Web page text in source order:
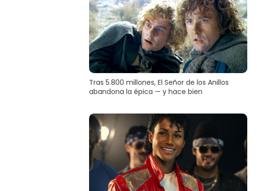
Tras 5.800 millones, El Señor de los Anillos
abandona la épica — y hace bien